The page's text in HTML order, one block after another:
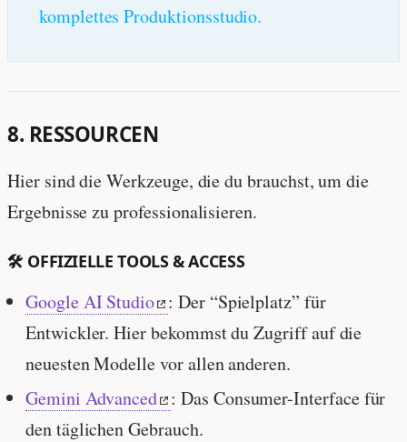
komplettes Produktionsstudio.
8. RESSOURCEN
Hier sind die Werkzeuge, die du brauchst, um die
Ergebnisse zu professionalisieren.
🛠️ OFFIZIELLE TOOLS & ACCESS
Google AI Studio : Der “Spielplatz” für
Entwickler. Hier bekommst du Zugriff auf die
neuesten Modelle vor allen anderen.
Gemini Advanced : Das Consumer-Interface für
den täglichen Gebrauch.